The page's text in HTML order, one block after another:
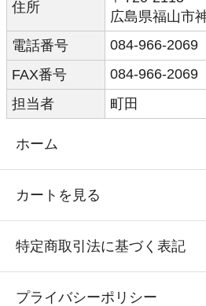
住所
広島県福山市
電話番号
084-966-2069
FAX番号
084-966-2069
担当者
町田
ホーム
カートを見る
特定商取引法に基づく表記
プライバシーポリシー